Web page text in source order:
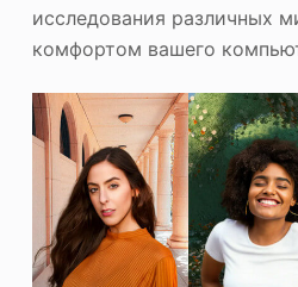
исследования различных
комфортом вашего